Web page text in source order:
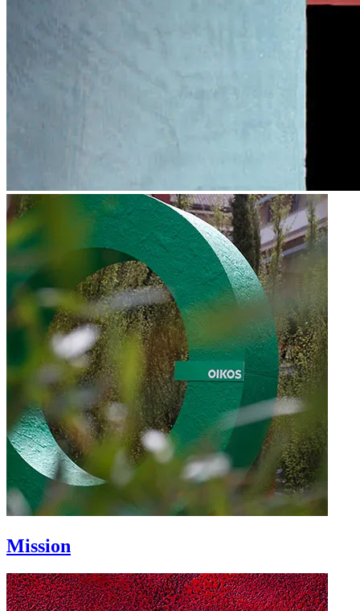
Mission